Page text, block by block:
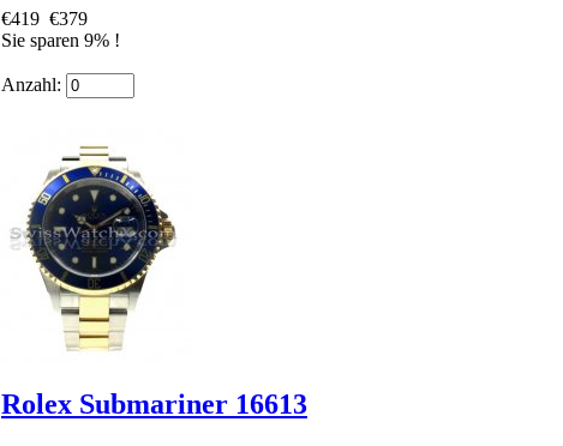
€419 €379
Sie sparen 9% !
Anzahl:
Rolex Submariner 16613